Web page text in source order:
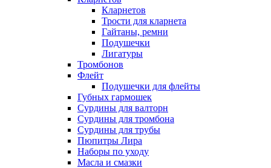
Кларнетов
Трости для кларнета
Гайтаны, ремни
Подушечки
Лигатуры
Тромбонов
Флейт
Подушечки для флейты
Губных гармошек
Сурдины для валторн
Сурдины для тромбона
Сурдины для трубы
Пюпитры Лира
Наборы по уходу
Масла и смазки